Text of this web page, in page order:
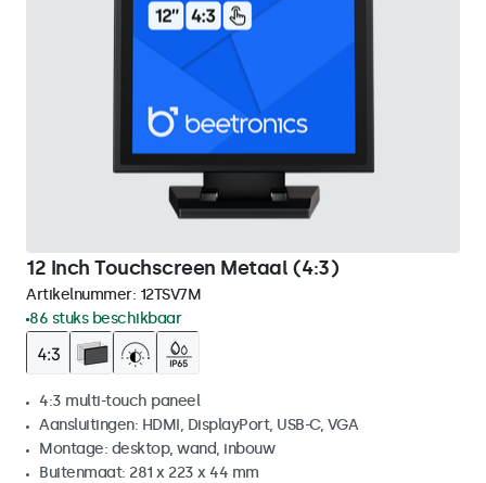
12 Inch Touchscreen Metaal (4:3)
Artikelnummer: 12TSV7M
86 stuks beschikbaar
4:3 multi-touch paneel
Aansluitingen: HDMI, DisplayPort, USB-C, VGA
Montage: desktop, wand, inbouw
Buitenmaat: 281 x 223 x 44 mm